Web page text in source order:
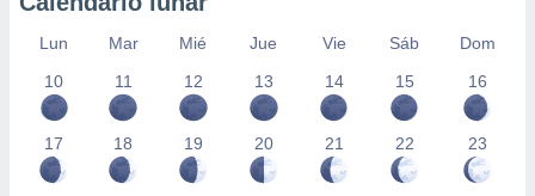
Lun Mar Mié Jue Vie Sáb
Dom
10
11 12 13 14 15 16
17 18 19 20 21 22 23